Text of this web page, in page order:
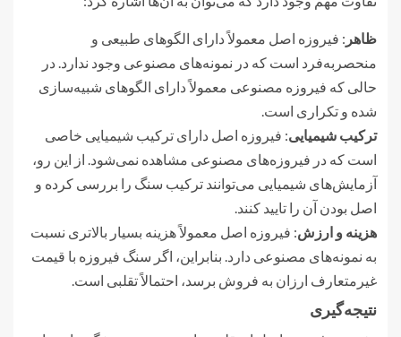
ظاهر : فیروزه اصل معمولاً دارای الگوهای طبیعی و
منحصربه‌فرد است که در نمونه‌های مصنوعی وجود ندارد. در
حالی که فیروزه مصنوعی معمولاً دارای الگوهای شبیه‌سازی
شده و تکراری است.
ترکیب شیمیایی: فیروزه اصل دارای ترکیب شیمیایی خاصی
است که در فیروزه‌های مصنوعی مشاهده نمی‌شود. از این رو،
آزمایش‌های شیمیایی می‌توانند ترکیب سنگ را بررسی کرده و
اصل بودن آن را تایید کنند.
هزینه و ارزش: فیروزه اصل معمولاً هزینه بسیار بالاتری نسبت
به نمونه‌های مصنوعی دارد. بنابراین، اگر سنگ فیروزه با قیمت
غیرمتعارف ارزان به فروش برسد، احتمالاً تقلبی است.
نتیجه‌گیری